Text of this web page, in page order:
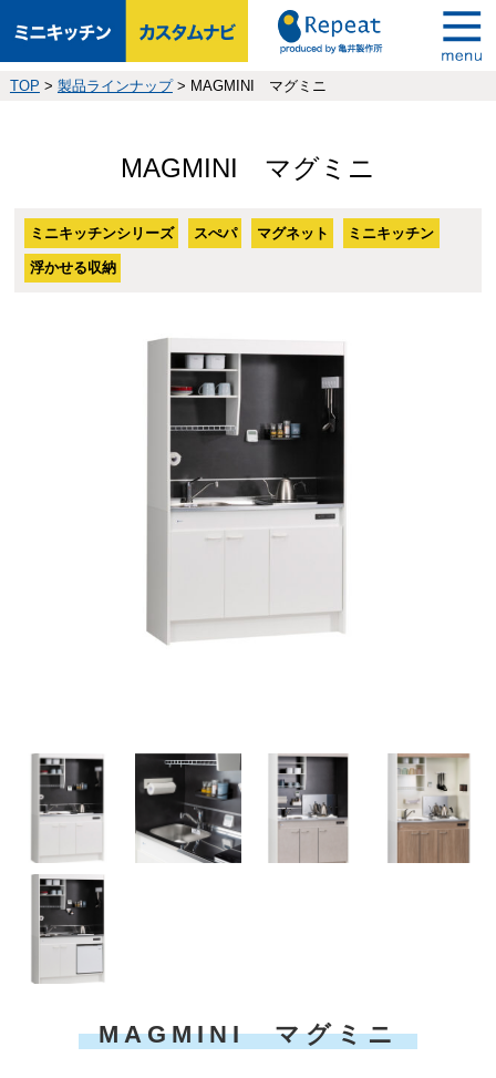
TOP > 製品ラインナップ> MAGMINI マグミニ
MAGMINI マグミニ
ミニキッチンシリーズ スぺパ マグネット ミニキッチン
浮かせる収納
MAGMINI マグミニ